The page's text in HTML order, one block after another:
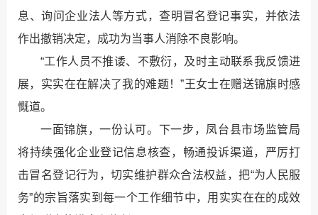
息、询问企业法人等方式，查明冒名登记事实，并依法
作出撤销决定，成功为当事人消除不良影响。
“工作人员不推诿、不敷衍，及时主动联系我反馈进
展，实实在在解决了我的难题！”王女士在赠送锦旗时感
慨道。
一面锦旗，一份认可。下一步，凤台县市场监管局
将持续强化企业登记信息核查，畅通投诉渠道，严厉打
击冒名登记行为，切实维护群众合法权益，把“为人民服
务”的宗旨落实到每一个工作细节中，用实实在在的成效